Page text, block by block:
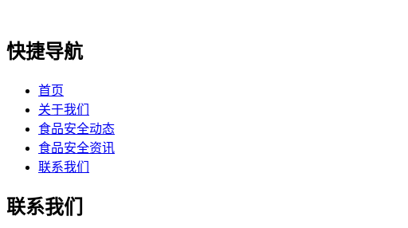
快捷导航
首页
关于我们
食品安全动态
食品安全资讯
联系我们
联系我们